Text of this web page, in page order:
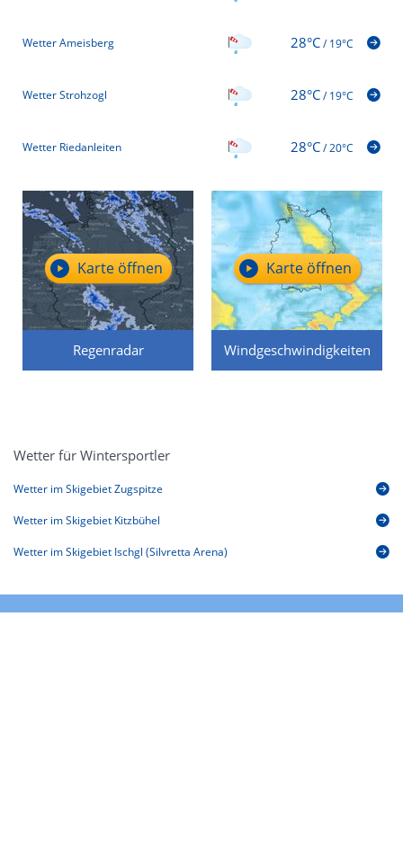
Wetter Ameisberg 28°C/19°C
Wetter Strohzogl 28°C/19°C
Wetter Riedanleiten 28°C/20°C
Regenradar
Karte öffnen
Windgeschwindigkeiten
Karte öffnen
Wetter für Wintersportler
Wetter im Skigebiet Zugspitze
Wetter im Skigebiet Kitzbühel
Wetter im Skigebiet Ischgl (Silvretta Arena)